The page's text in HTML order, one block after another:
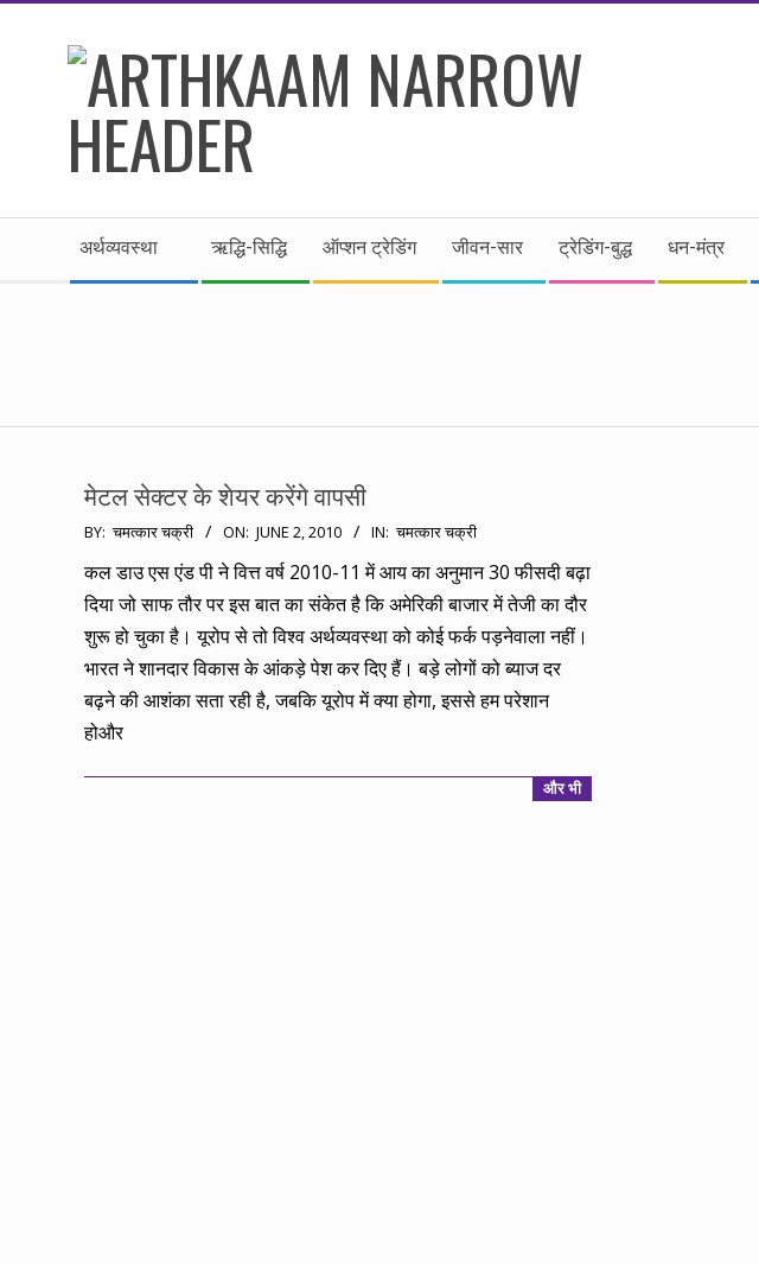
।।
अर्थकाम।।
FINANCIALLY
CLEVER!
Secondary
अर्थव्यवस्था ऋद्धि-सिद्धि ऑप्शन ट्रेडिंग जीवन-सार ट्रेडिंग-बुद्ध धन-मंत्र
मेटल सेक्टर के शेयर करेंगे वापसी
2010-
02
BY: चमत्कार चक्री ON: JUNE 2, 2010 IN: चमत्कार चक्री
कल डाउ एस एंड पी ने वित्त वर्ष 2010-11 में आय का अनुमान 30 फीसदी बढ़ा
दिया जो साफ तौर पर इस बात का संकेत है कि अमेरिकी बाजार में तेजी का दौर
शुरू हो चुका है। यूरोप से तो विश्व अर्थव्यवस्था को कोई फर्क पड़नेवाला नहीं।
भारत ने शानदार विकास के आंकड़े पेश कर दिए हैं। बड़े लोगों को ब्याज दर
बढ़ने की आशंका सता रही है, जबकि यूरोप में क्या होगा, इससे हम परेशान
होऔर
और भी